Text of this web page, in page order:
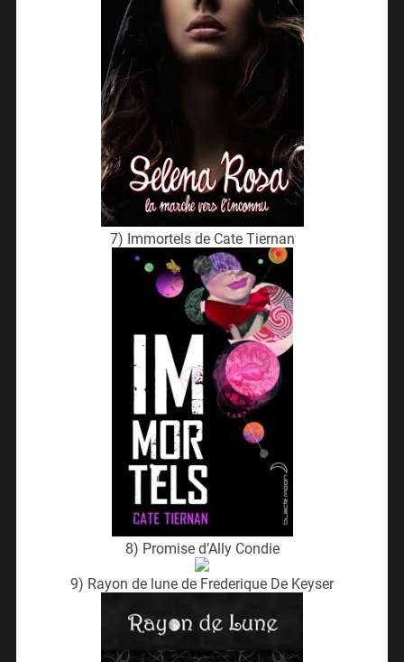
7) Immortels de Cate Tiernan
8) Promise d’Ally Condie
9) Rayon de lune de Frederique De Keyser